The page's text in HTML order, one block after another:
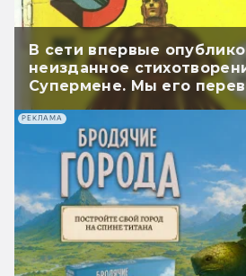
В сети впервые
неизданное
Супермене. Мы его
РЕКЛАМА